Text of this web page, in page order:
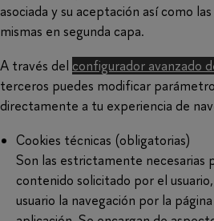
asociada y su aceptación así como
mismas en segunda capa.
A través del configurador avanzado
terceros puedes modificar
directamente a tu experiencia de
Cookies técnicas (obligatorias)
Son las estrictamente necesarias
contenido solicitado por el
usuario la navegación por la